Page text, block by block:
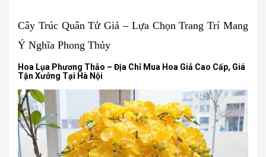
Cây Trúc Quân Tử Giả – Lựa Chọn Trang Trí Mang
Ý Nghĩa Phong Thủy
Hoa Lụa Phương Thảo – Địa Chỉ Mua Hoa Giả Cao Cấp, Giá
Tận Xưởng Tại Hà Nội